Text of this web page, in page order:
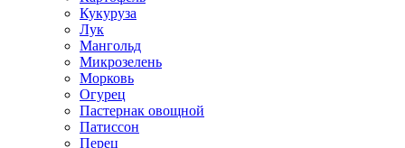
Кукуруза
Лук
Мангольд
Микрозелень
Морковь
Огурец
Пастернак овощной
Патиссон
Перец